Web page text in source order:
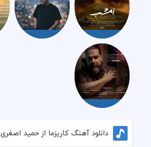
دانلود آهنگ کاریزما از حمید اصغری